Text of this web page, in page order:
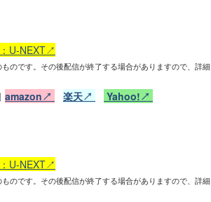
U-NEXT↗
のです。その後配信が終了する場合がありますので、詳細
amazon↗ 楽天↗ Yahoo!↗
U-NEXT↗
のです。その後配信が終了する場合がありますので、詳細